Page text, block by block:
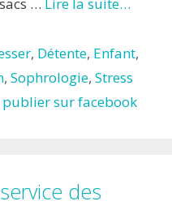
, Détente, Enfant,
, Sophrologie, Stress
publier sur facebook
des